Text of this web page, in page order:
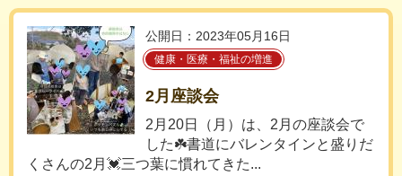
公開日：2023年05月16日
健康・医療・福祉の増進
2月座談会
2月20日（月）は、2月の座談会で
した☘️書道にバレンタインと盛りだ
くさんの2月💓三つ葉に慣れてきた...